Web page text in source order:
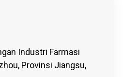
Industri Farmasi
Provinsi Jiangsu,